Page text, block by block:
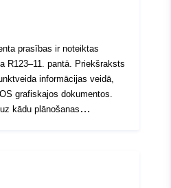
http://descartes-dev.cete-
mediterranee.i2/service/fr-
120066022-wxs-5f2188db-
prasības ir noteiktas
R123–11. pantā. Priekšraksts
informācijas veidā,
grafiskajos dokumentos.
kādu plānošanas